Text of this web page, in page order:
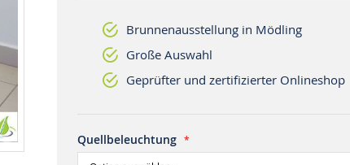
Brunnenausstellung in Mödling
Große Auswahl
Geprüfter und zertifizierter Onlineshop
Quellbeleuchtung